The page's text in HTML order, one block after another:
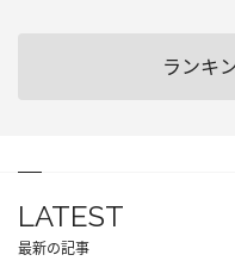
ランキ
LATEST
最新の記事